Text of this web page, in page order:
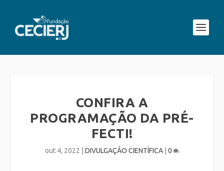
CONFIRA A
PROGRAMAÇÃO DA PRÉ-
FECTI!
out 4, 2022 DIVULGAÇÃO CIENTÍFICA| 0